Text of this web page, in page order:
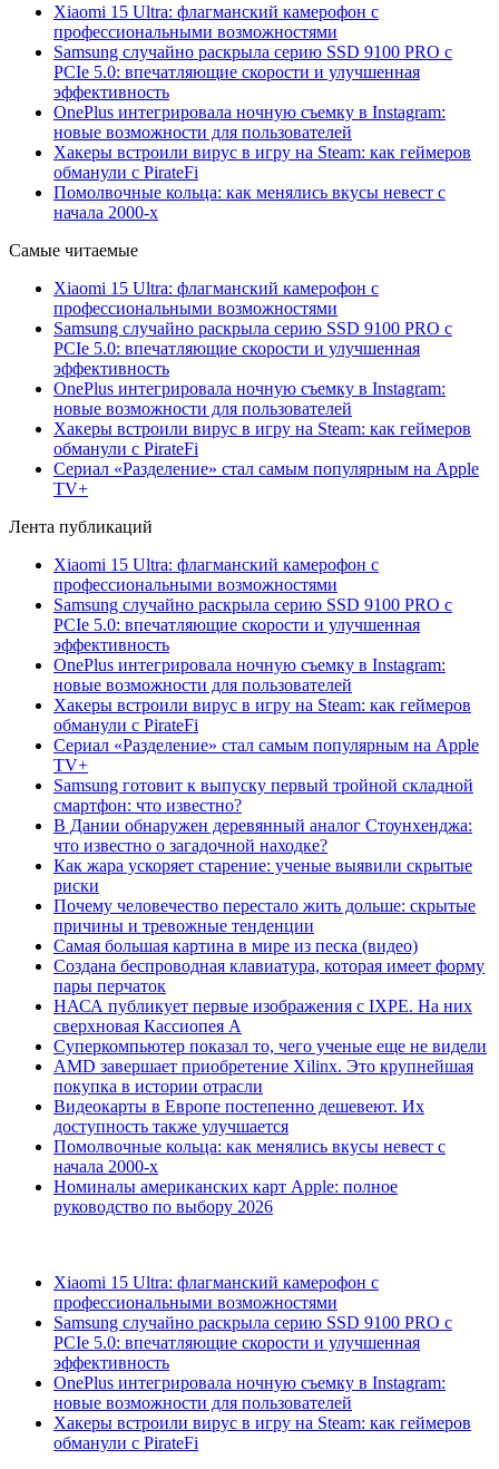
Xiaomi 15 Ultra: флагманский камерофон с
профессиональными возможностями
Samsung случайно раскрыла серию SSD 9100 PRO с
PCIe 5.0: впечатляющие скорости и улучшенная
эффективность
OnePlus интегрировала ночную съемку в Instagram:
новые возможности для пользователей
Хакеры встроили вирус в игру на Steam: как геймеров
обманули с PirateFi
Помолвочные кольца: как менялись вкусы невест с
начала 2000-х
Самые читаемые
Xiaomi 15 Ultra: флагманский камерофон с
профессиональными возможностями
Samsung случайно раскрыла серию SSD 9100 PRO с
PCIe 5.0: впечатляющие скорости и улучшенная
эффективность
OnePlus интегрировала ночную съемку в Instagram:
новые возможности для пользователей
Хакеры встроили вирус в игру на Steam: как геймеров
обманули с PirateFi
Сериал «Разделение» стал самым популярным на Apple
TV+
Лента публикаций
Xiaomi 15 Ultra: флагманский камерофон с
профессиональными возможностями
Samsung случайно раскрыла серию SSD 9100 PRO с
PCIe 5.0: впечатляющие скорости и улучшенная
эффективность
OnePlus интегрировала ночную съемку в Instagram:
новые возможности для пользователей
Хакеры встроили вирус в игру на Steam: как геймеров
обманули с PirateFi
Сериал «Разделение» стал самым популярным на Apple
TV+
Samsung готовит к выпуску первый тройной складной
смартфон: что известно?
В Дании обнаружен деревянный аналог Стоунхенджа:
что известно о загадочной находке?
Как жара ускоряет старение: ученые выявили скрытые
риски
Почему человечество перестало жить дольше: скрытые
причины и тревожные тенденции
Самая большая картина в мире из песка (видео)
Создана беспроводная клавиатура, которая имеет форму
пары перчаток
НАСА публикует первые изображения с IXPE. На них
сверхновая Кассиопея А
Суперкомпьютер показал то, чего ученые еще не видели
AMD завершает приобретение Xilinx. Это крупнейшая
покупка в истории отрасли
Видеокарты в Европе постепенно дешевеют. Их
доступность также улучшается
Помолвочные кольца: как менялись вкусы невест с
начала 2000-х
Номиналы американских карт Apple: полное
руководство по выбору 2026
Xiaomi 15 Ultra: флагманский камерофон с
профессиональными возможностями
Samsung случайно раскрыла серию SSD 9100 PRO с
PCIe 5.0: впечатляющие скорости и улучшенная
эффективность
OnePlus интегрировала ночную съемку в Instagram:
новые возможности для пользователей
Хакеры встроили вирус в игру на Steam: как геймеров
обманули с PirateFi